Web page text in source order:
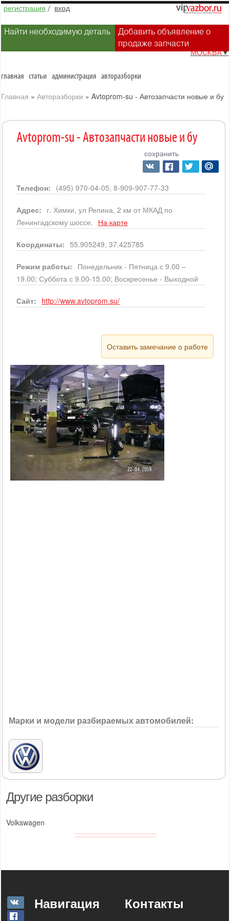
регистрация / вход
Найти необходимую деталь
Добавить объявление о
продаже запчасти
МОСКВА▼
главная статьи администрация авторазборки
Главная » Авторазборки » Avtoprom-su - Автозапчасти новые и бу
Другие разборки
Volkswagen
Avtoprom-su - Автозапчасти новые и бу
сохранить
Телефон: (495) 970-04-05, 8-909-907-77-33
Адрес: г. Химки, ул Репина, 2 км от МКАД по
Ленингадскому шоссе. На карте
Координаты: 55.905249, 37.425785
Режим работы: Понедельник - Пятница с 9.00 –
19.00; Суббота с 9.00-15.00; Воскресенье - Выходной
Сайт: http://www.avtoprom.su/
Оставить замечание о работе
Марки и модели разбираемых автомобилей:
Навигация Контакты